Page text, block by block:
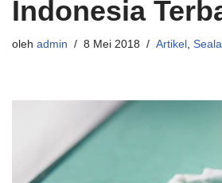
Indonesia
oleh admin 8 Mei 2018 Artikel ,